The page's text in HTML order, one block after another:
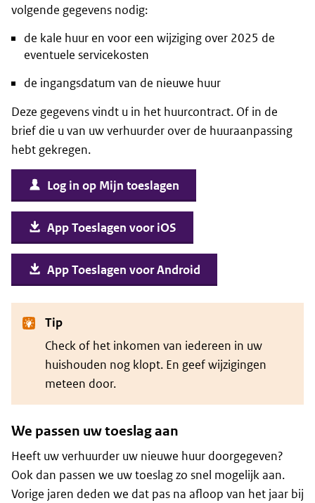
volgende gegevens nodig:
de kale huur en voor een wijziging over 2025 de
eventuele servicekosten
de ingangsdatum van de nieuwe huur
Deze gegevens vindt u in het huurcontract. Of in de
brief die u van uw verhuurder over de huuraanpassing
hebt gekregen.
Log in op Mijn toeslagen
App Toeslagen voor iOS
App Toeslagen voor Android
Tip
Check of het inkomen van iedereen in uw
huishouden nog klopt. En geef wijzigingen
meteen door.
We passen uw toeslag aan
Heeft uw verhuurder uw nieuwe huur doorgegeven?
Ook dan passen we uw toeslag zo snel mogelijk aan.
Vorige jaren deden we dat pas na afloop van het jaar bij